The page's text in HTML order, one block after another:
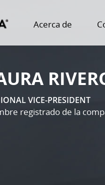
Acerca de
VICE-PRESIDENT
registrado de la